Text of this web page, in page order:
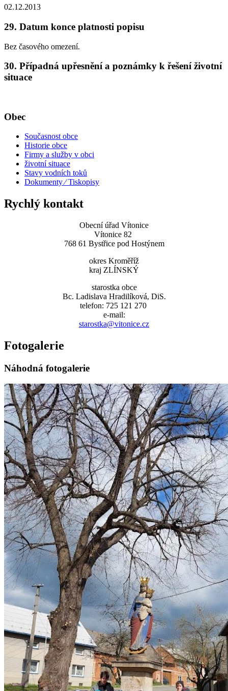
02.12.2013
29. Datum konce platnosti popisu
Bez časového omezení.
30. Případná upřesnění a poznámky k řešení životní
situace
Obec
Současnost obce
Historie obce
Firmy a služby v obci
životní situace
Stavy vodních toků
Dokumenty ⁄ Tiskopisy
Rychlý kontakt
Obecní úřad Vítonice
Vítonice 82
768 61 Bystřice pod Hostýnem
okres Kroměříž
kraj ZLÍNSKÝ
starostka obce
Bc. Ladislava Hradilíková, DiS.
telefon: 725 121 270
e-mail:
starostka@vitonice.cz
Fotogalerie
Náhodná fotogalerie